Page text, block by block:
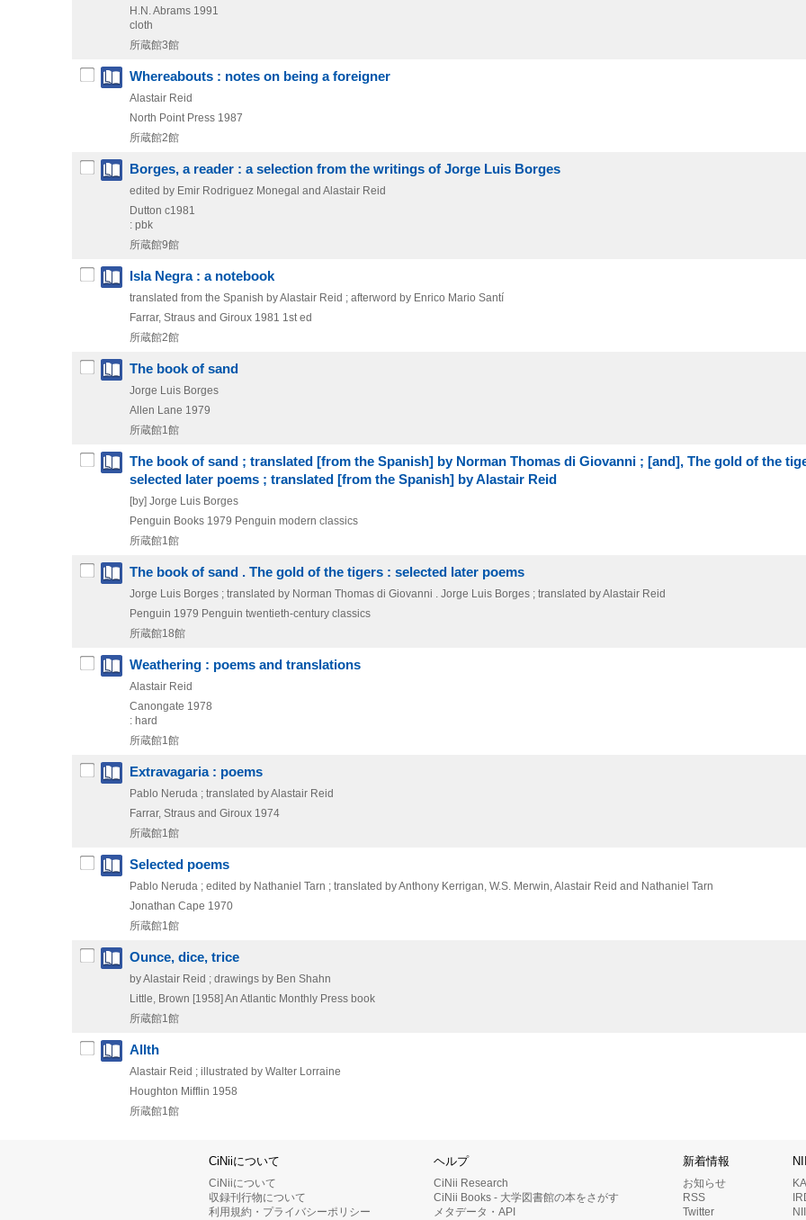
H.N. Abrams 1991
cloth
所蔵館3館
Whereabouts : notes on being a foreigner
Alastair Reid
North Point Press 1987
所蔵館2館
Borges, a reader : a selection from the writings of Jorge Luis Borges
edited by Emir Rodriguez Monegal and Alastair Reid
Dutton c1981
: pbk
所蔵館9館
Isla Negra : a notebook
translated from the Spanish by Alastair Reid ; afterword by Enrico Mario Santí
Farrar, Straus and Giroux 1981 1st ed
所蔵館2館
The book of sand
Jorge Luis Borges
Allen Lane 1979
所蔵館1館
The book of sand ; translated [from the Spanish] by Norman Thomas di Giovanni ; [and], The gold of the
selected later poems ; translated [from the Spanish] by Alastair Reid
[by] Jorge Luis Borges
Penguin Books 1979 Penguin modern classics
所蔵館1館
The book of sand . The gold of the tigers : selected later poems
Jorge Luis Borges ; translated by Norman Thomas di Giovanni . Jorge Luis Borges ; translated by Alastair Reid
Penguin 1979 Penguin twentieth-century classics
所蔵館18館
Weathering : poems and translations
Alastair Reid
Canongate 1978
: hard
所蔵館1館
Extravagaria : poems
Pablo Neruda ; translated by Alastair Reid
Farrar, Straus and Giroux 1974
所蔵館1館
Selected poems
Pablo Neruda ; edited by Nathaniel Tarn ; translated by Anthony Kerrigan, W.S. Merwin, Alastair Reid and Nathaniel Tarn
Jonathan Cape 1970
所蔵館1館
Ounce, dice, trice
by Alastair Reid ; drawings by Ben Shahn
Little, Brown [1958] An Atlantic Monthly Press book
所蔵館1館
Allth
Alastair Reid ; illustrated by Walter Lorraine
Houghton Mifflin 1958
所蔵館1館
CiNiiについて
CiNiiについて
収録刊行物について
利用規約・プライバシーポリシー
ヘルプ
CiNii Research
CiNii Books - 大学図書館の本をさがす
メタデータ・API
新着情報
お知らせ
RSS
Twitter